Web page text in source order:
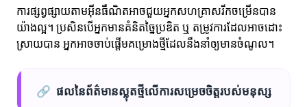
ការផ្សព្វផ្សាយតាមអ៊ីនធឺណិតអាចជួយអ្នកសហគ្រាសរីកចម្រើនបាន
យ៉ាងល្អ។ ប្រសិនបើអ្នកមានគំនិតច្នៃប្រឌិត ឬ តម្រូវការដែលអាចដោះ
ស្រាយបាន អ្នកអាចចាប់ផ្តើមគម្រោងថ្មីដែលនឹងនាំឲ្យមានចំណូល។
🔗 ផលនៃព័ត៌មានស្លុតថ្មីលើការសម្រេចចិត្តរបស់មនុស្ស